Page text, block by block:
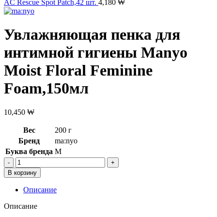
AC Rescue Spot Patch,42 шт. 4,180 ₩
Увлажняющая пенка для
интимной гигиены Manyo
Moist Floral Feminine
Foam,150мл
10,450 ₩
Вес
200 г
Бренд
ma:nyo
Буква бренда M
Количество
товара
Увлажняющая
пенка
для
интимной
В корзину
Описание
Описание